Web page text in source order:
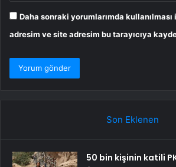
Daha sonraki yorumlarımda kullanılması
adresim ve site adresim bu tarayıcıya
Son Eklenen
50 bin kişinin katili